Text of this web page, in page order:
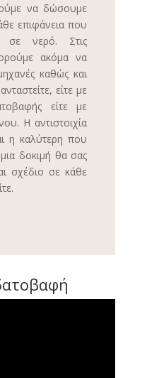
να δώσουμε
επιφάνεια που
σε νερό. Στις
ακόμα να
καθώς και
είτε με
είτε με
Η αντιστοιχία
η καλύτερη που
δοκιμή θα σας
σχέδιο σε κάθε